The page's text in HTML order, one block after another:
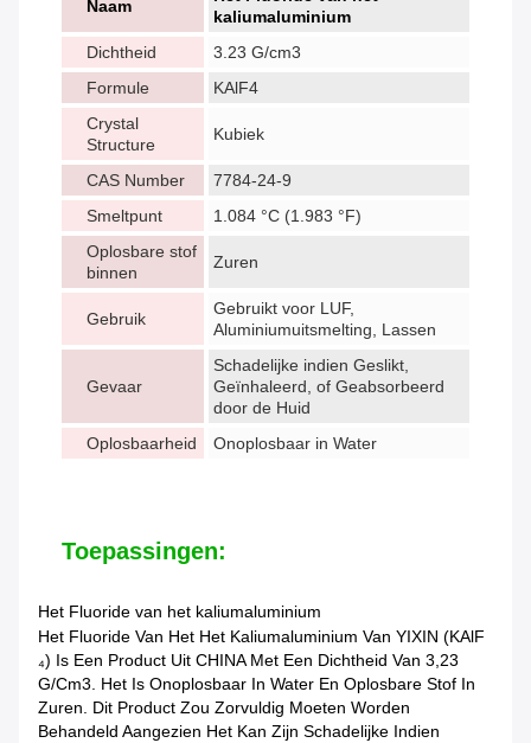
Naam
kaliumaluminium
Dichtheid
3.23 G/cm3
Formule
KAlF4
Crystal
Structure
Kubiek
CAS Number
7784-24-9
Smeltpunt
1.084 °C (1.983 °F)
Oplosbare stof
binnen
Zuren
Gebruik
Gebruikt voor LUF,
Aluminiumuitsmelting, Lassen
Gevaar
Schadelijke indien Geslikt,
Geïnhaleerd, of Geabsorbeerd
door de Huid
Oplosbaarheid
Onoplosbaar in Water
Toepassingen:
Het Fluoride van het kaliumaluminium
Het Fluoride Van Het Het Kaliumaluminium Van YIXIN (KAlF
₄) Is Een Product Uit CHINA Met Een Dichtheid Van 3,23
G/cm3. Het Is Onoplosbaar In Water En Oplosbare Stof In
Zuren. Dit Product Zou Zorvuldig Moeten Worden
Behandeld Aangezien Het Kan Zijn Schadelijke Indien